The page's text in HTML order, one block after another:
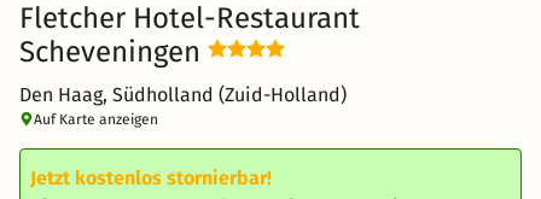
Fletcher Hotel-Restaurant
Scheveningen
Den Haag, Südholland (Zuid-Holland)
Auf Karte anzeigen
Jetzt kostenlos stornierbar!